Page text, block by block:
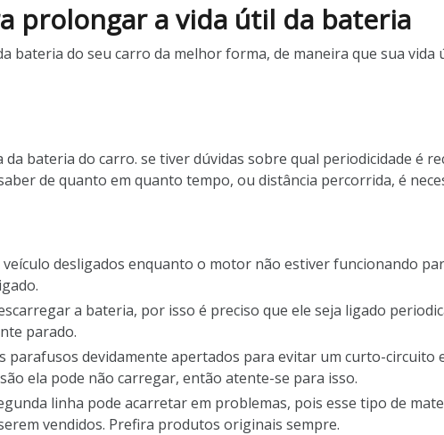
prolongar a vida útil da bateria
bateria do seu carro da melhor forma, de maneira que sua vida
bateria do carro. se tiver dúvidas sobre qual periodicidade é
de quanto em quanto tempo, ou distância percorrida, é
desligados enquanto o motor não estiver funcionando
a bateria, por isso é preciso que ele seja ligado
parado.
parafusos devidamente apertados para evitar um curto-circuito
ela pode não carregar, então atente-se para isso.
linha pode acarretar em problemas, pois esse tipo de
vendidos. Prefira produtos originais sempre.